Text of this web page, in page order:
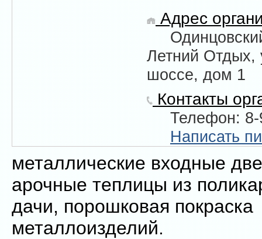
Адрес
Летний Отдых,
шоссе, дом 1
Контакты
Телефон: 8-
Написать
металлические входные
арочные теплицы из
дачи, порошковая покраска
металлоизделий.